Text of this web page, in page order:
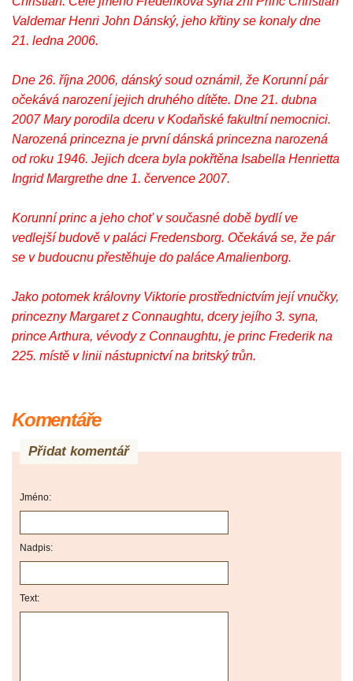
Valdemar Henri John Dánský, jeho křtiny se konaly dne
21. ledna 2006.
Dne 26. října 2006, dánský soud oznámil, že Korunní pár
očekává narození jejich druhého dítěte. Dne 21. dubna
2007 Mary porodila dceru v Kodaňské fakultní nemocnici.
Narozená princezna je první dánská princezna narozená
od roku 1946. Jejich dcera byla pokřtěna Isabella Henrietta
Ingrid Margrethe dne 1. července 2007.
Korunní princ a jeho choť v současné době bydlí ve
vedlejší budově v paláci Fredensborg. Očekává se, že pár
se v budoucnu přestěhuje do paláce Amalienborg.
Jako potomek královny Viktorie prostřednictvím její vnučky,
princezny Margaret z Connaughtu, dcery jejího 3. syna,
prince Arthura, vévody z Connaughtu, je princ Frederik na
225. místě v linii nástupnictví na britský trůn.
Komentáře
Přidat komentář
Jméno:
Nadpis:
Text: